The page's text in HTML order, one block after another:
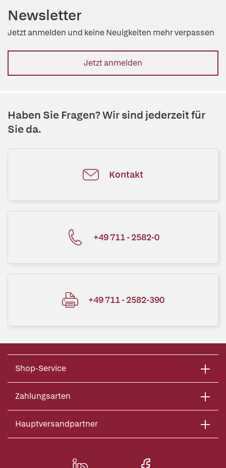
Newsletter
Jetzt anmelden und keine Neuigkeiten mehr verpassen
Jetzt anmelden
Haben Sie Fragen? Wir sind jederzeit für
Sie da.
Kontakt
+49 711 - 2582-0
+49 711 - 2582-390
Shop-Service
Zahlungsarten
Hauptversandpartner